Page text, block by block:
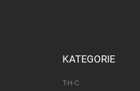
KATEGORIE
T-H-C